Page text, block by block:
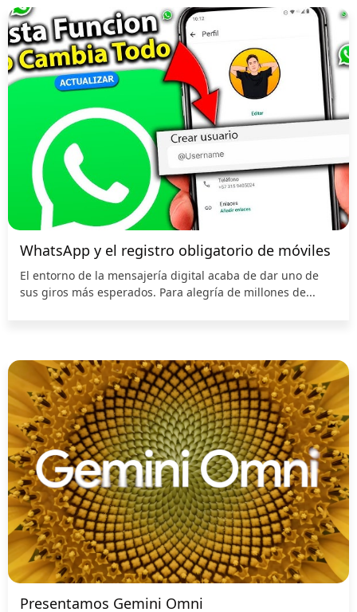
WhatsApp y el registro obligatorio de móviles
El entorno de la mensajería digital acaba de dar uno de
sus giros más esperados. Para alegría de millones de...
Presentamos Gemini Omni